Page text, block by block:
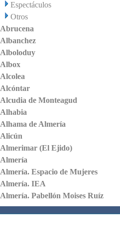
Espectáculos
Otros
Abrucena
Albanchez
Alboloduy
Albox
Alcolea
Alcóntar
Alcudia de Monteagud
Alhabia
Alhama de Almería
Alicún
Almerimar (El Ejido)
Almería
Almería. Espacio de Mujeres
Almería. IEA
Almería. Pabellón Moises Ruíz